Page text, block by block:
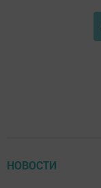
НОВОСТИ